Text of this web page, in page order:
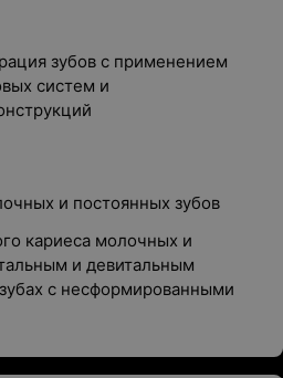
зубов с применением
систем и
и постоянных зубов
кариеса молочных и
и девитальным
с несформированными